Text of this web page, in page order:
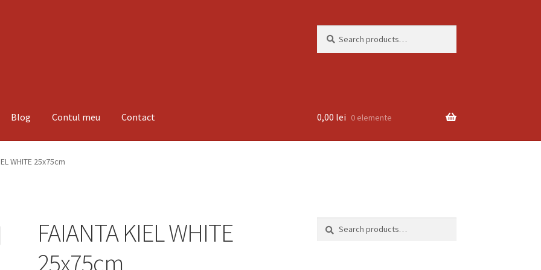
for:
Blog Contul meu Contact
noi Informatii
0,00 lei 0 elemente
WHITE 25x75cm
FAIANTA KIEL WHITE
25x75cm
Search
Search